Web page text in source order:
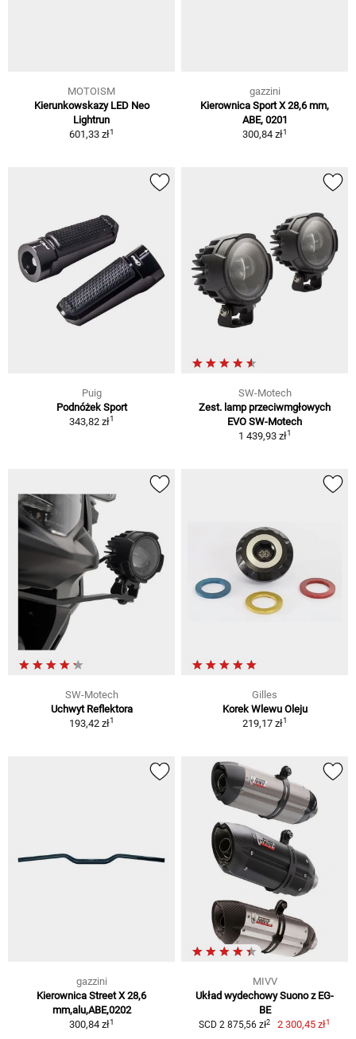
MOTOISM
Kierunkowskazy LED Neo
Lightrun
601,33 zł1
gazzini
Kierownica Sport X 28,6 mm,
ABE, 0201
300,84 zł1
Puig
Podnóżek Sport
343,82 zł1
SW-Motech
Zest. lamp przeciwmgłowych
EVO SW-Motech
1 439,93 zł1
SW-Motech
Uchwyt Reflektora
193,42 zł1
Gilles
Korek Wlewu Oleju
219,17 zł1
gazzini
Kierownica Street X 28,6
mm,alu,ABE,0202
300,84 zł1
MIVV
Układ wydechowy Suono z EG-
BE
SCD 2 875,56 zł2 2 300,45 zł1